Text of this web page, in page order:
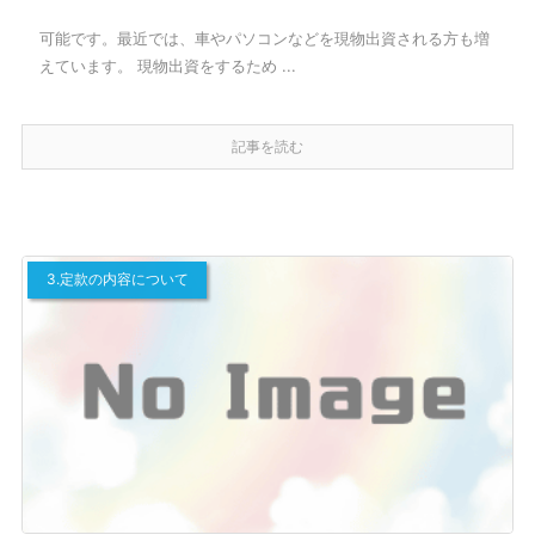
可能です。最近では、車やパソコンなどを現物出資される方も増
えています。 現物出資をするため ...
記事を読む
3.定款の内容について